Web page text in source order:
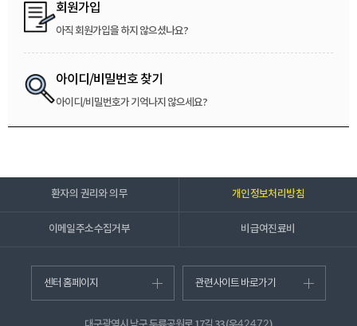
회원가입
아직 회원가입을 하지 않으셨나요?
아이디/비밀번호 찾기
아이디/비밀번호가 기억나지 않으세요?
환자의 권리와 의무 개인정보처리방침
이메일주소수집거부 비급여진료비
센터 홈페이지 관련사이트 바로가기